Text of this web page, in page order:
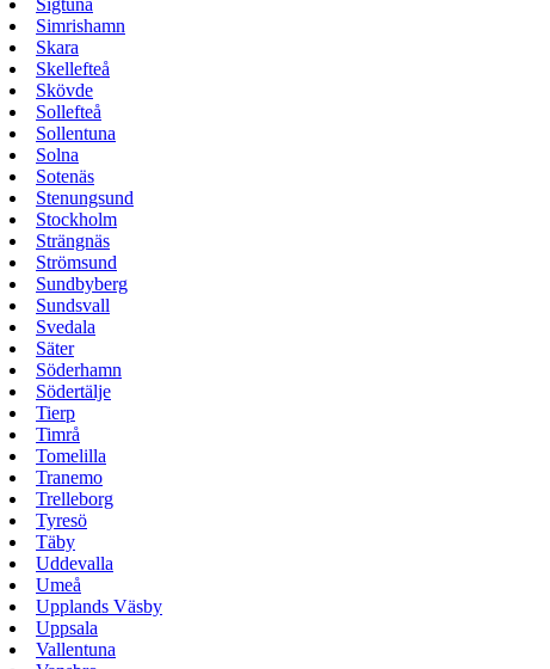
Sigtuna
Simrishamn
Skara
Skellefteå
Skövde
Sollefteå
Sollentuna
Solna
Sotenäs
Stenungsund
Stockholm
Strängnäs
Strömsund
Sundbyberg
Sundsvall
Svedala
Säter
Söderhamn
Södertälje
Tierp
Timrå
Tomelilla
Tranemo
Trelleborg
Tyresö
Täby
Uddevalla
Umeå
Upplands Väsby
Uppsala
Vallentuna